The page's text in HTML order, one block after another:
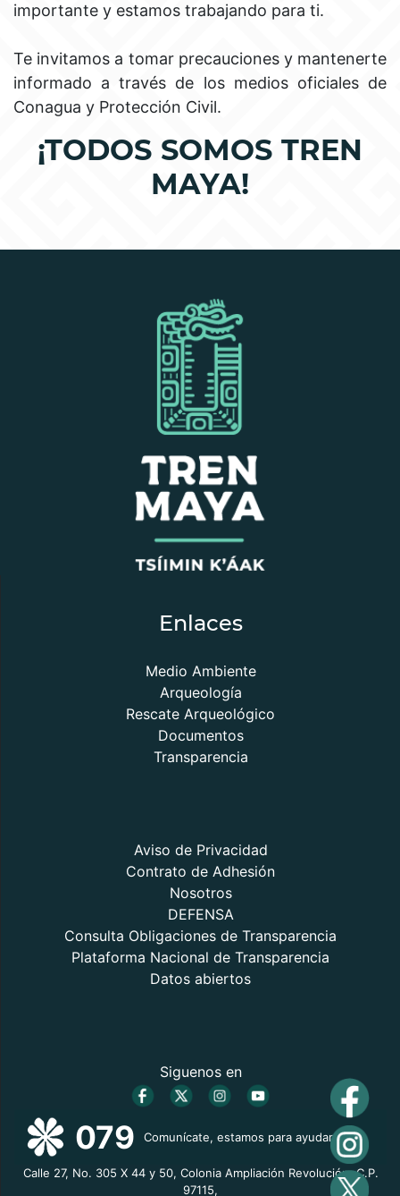
importante y estamos trabajando para ti.
Te invitamos a tomar precauciones y mantenerte
informado a través de los medios oficiales de
Conagua y Protección Civil.
¡TODOS SOMOS TREN
MAYA!
Enlaces
Medio Ambiente
Arqueología
Rescate Arqueológico
Documentos
Transparencia
Aviso de Privacidad
Contrato de Adhesión
Nosotros
DEFENSA
Consulta Obligaciones de Transparencia
Plataforma Nacional de Transparencia
Datos abiertos
Siguenos en
079 Comunícate, estamos para ayudarte
Calle 27, No. 305 X 44 y 50, Colonia Ampliación Revolución, C.P.
97115,